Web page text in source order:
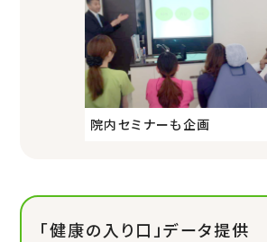
院内セミナーも企画
「健康の入り口」データ提供